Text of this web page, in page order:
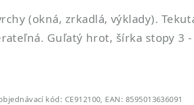
(okná, zrkadlá, výklady).
Guľatý hrot, šírka stopy 3
kód: CE912100, EAN: 8595013636091